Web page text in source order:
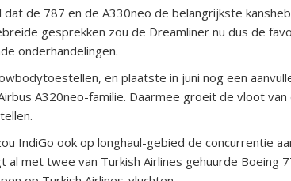
de 787 en de A330neo de belangrijkste
gesprekken zou de Dreamliner nu dus de
onderhandelingen.
en plaatste in juni nog een
A320neo-familie. Daarmee groeit de vloot van
IndiGo ook op longhaul-gebied de concurrentie
al met twee van Turkish Airlines gehuurde Boeing